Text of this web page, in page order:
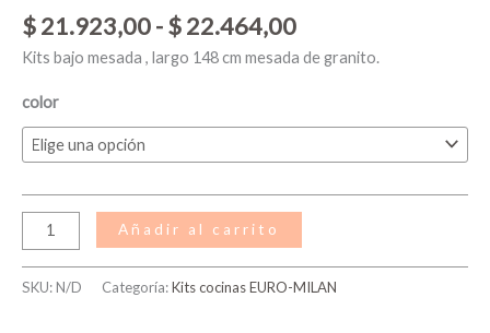
$21.923,00-$22.464,00
Kits bajo mesada , largo 148 cm mesada de granito.
color
Añadir al carrito
SKU:N/D Categoría:Kits cocinas EURO-MILAN